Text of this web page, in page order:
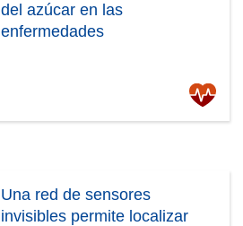
del azúcar en las
enfermedades
Una red de sensores
invisibles permite localizar